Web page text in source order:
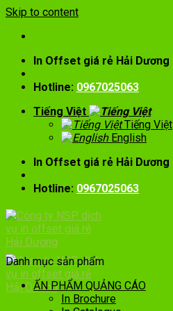
Skip to content
In Offset giá rẻ Hải Dương
Hotline: 0967025063
Tiếng Việt
Tiếng Việt
English
In Offset giá rẻ Hải Dương
Hotline: 0967025063
Danh mục sản phẩm
ẤN PHẨM QUẢNG CÁO
In Brochure